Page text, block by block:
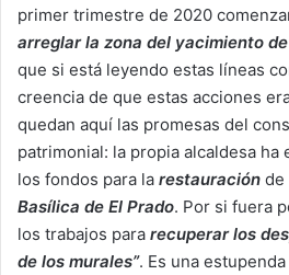
primer trimestre de 2020
arreglar la zona del yacimiento
que si está leyendo estas líneas
creencia de que estas acciones
quedan aquí las promesas del
patrimonial: la propia alcaldesa ha
los fondos para la restauración de
Basílica de El Prado. Por si fuera
los trabajos para recuperar los
de los murales”. Es una